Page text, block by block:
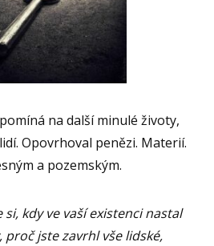
na další minulé životy,
Opovrhoval penězi. Materií.
a pozemským.
si, kdy ve vaší existenci nastal
proč jste zavrhl vše lidské,